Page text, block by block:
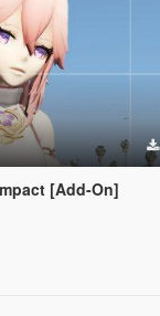
[Add-On]